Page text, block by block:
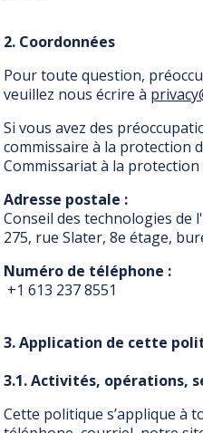
2. Coordonnées
Pour toute question,
veuillez nous écrire à
Si vous avez des
commissaire à la protection
Commissariat à la protection
Adresse postale :
Conseil des technologies de
275, rue Slater, 8e étage,
Numéro de téléphone :
+1 613 237 8551
3. Application de cette
3.1. Activités, opérations,
Cette politique s’applique à